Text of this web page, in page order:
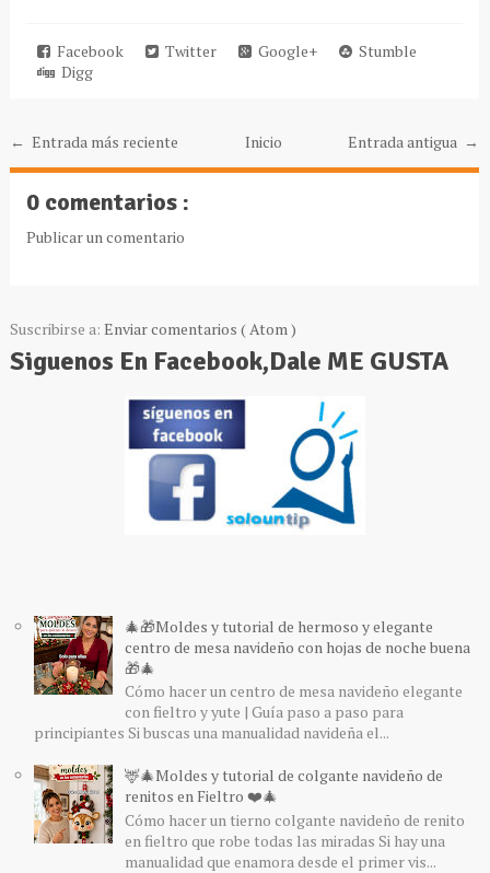
Facebook Twitter Google+
Stumble
Digg
← Entrada más reciente Entrada antigua →
Inicio
0 comentarios :
Publicar un comentario
Suscribirse a: Enviar comentarios ( Atom )
Siguenos En Facebook,Dale ME GUSTA
🎄🎁Moldes y tutorial de hermoso y elegante
centro de mesa navideño con hojas de noche buena
🎁🎄
Cómo hacer un centro de mesa navideño elegante
con fieltro y yute | Guía paso a paso para
principiantes Si buscas una manualidad navideña el...
🦌🎄Moldes y tutorial de colgante navideño de
renitos en Fieltro ❤️🎄
Cómo hacer un tierno colgante navideño de renito
en fieltro que robe todas las miradas Si hay una
manualidad que enamora desde el primer vis...